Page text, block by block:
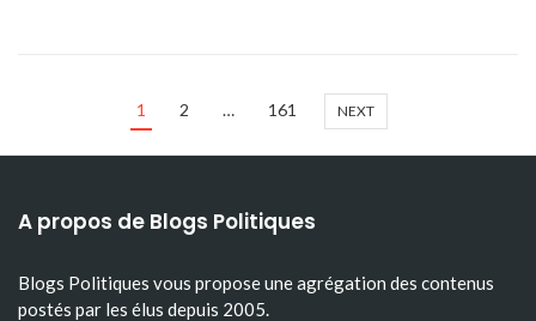
1 2 … 161 NEXT
A propos de Blogs Politiques
Blogs Politiques vous propose une agrégation des contenus
postés par les élus depuis 2005